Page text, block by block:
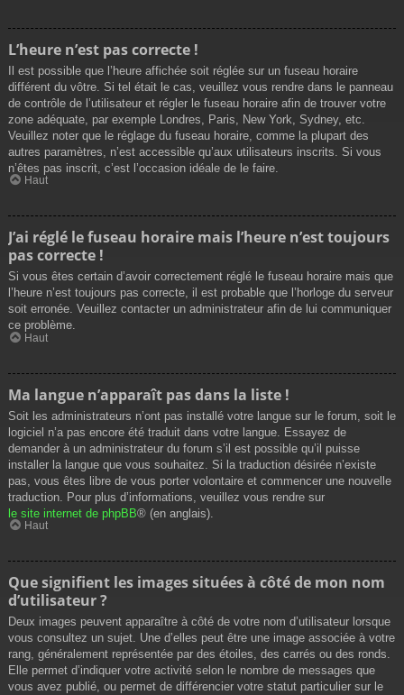
L’heure n’est pas correcte !
Il est possible que l’heure affichée soit réglée sur un fuseau horaire
différent du vôtre. Si tel était le cas, veuillez vous rendre dans le panneau
de contrôle de l’utilisateur et régler le fuseau horaire afin de trouver votre
zone adéquate, par exemple Londres, Paris, New York, Sydney, etc.
Veuillez noter que le réglage du fuseau horaire, comme la plupart des
autres paramètres, n’est accessible qu’aux utilisateurs inscrits. Si vous
n’êtes pas inscrit, c’est l’occasion idéale de le faire.
Haut
J’ai réglé le fuseau horaire mais l’heure n’est toujours
pas correcte !
Si vous êtes certain d’avoir correctement réglé le fuseau horaire mais que
l’heure n’est toujours pas correcte, il est probable que l’horloge du serveur
soit erronée. Veuillez contacter un administrateur afin de lui communiquer
ce problème.
Haut
Ma langue n’apparaît pas dans la liste !
Soit les administrateurs n’ont pas installé votre langue sur le forum, soit le
logiciel n’a pas encore été traduit dans votre langue. Essayez de
demander à un administrateur du forum s’il est possible qu’il puisse
installer la langue que vous souhaitez. Si la traduction désirée n’existe
pas, vous êtes libre de vous porter volontaire et commencer une nouvelle
traduction. Pour plus d’informations, veuillez vous rendre sur
le site internet de phpBB® (en anglais).
Haut
Que signifient les images situées à côté de mon nom
d’utilisateur ?
Deux images peuvent apparaître à côté de votre nom d’utilisateur lorsque
vous consultez un sujet. Une d’elles peut être une image associée à votre
rang, généralement représentée par des étoiles, des carrés ou des ronds.
Elle permet d’indiquer votre activité selon le nombre de messages que
vous avez publié, ou permet de différencier votre statut particulier sur le